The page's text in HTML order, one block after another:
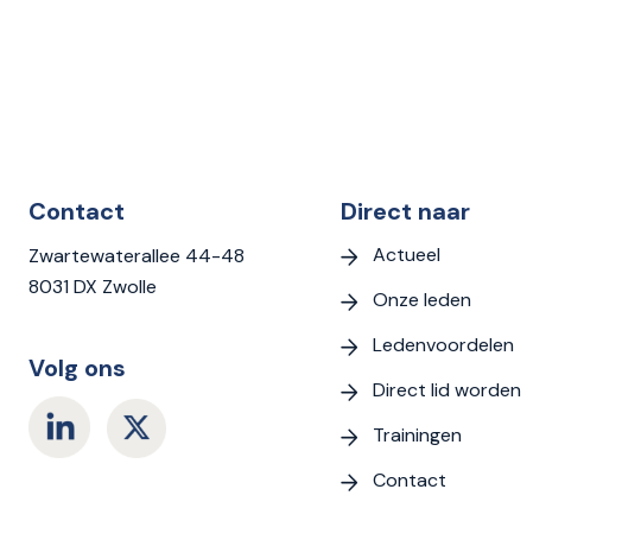
Contact
Zwartewaterallee 44-48
8031 DX Zwolle
Volg ons
Direct naar
Actueel
Onze leden
Ledenvoordelen
Direct lid worden
Trainingen
Contact